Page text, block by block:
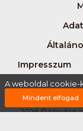
Impresszum
2026 © Minden
A weboldal cookie-
Mindent elfogad